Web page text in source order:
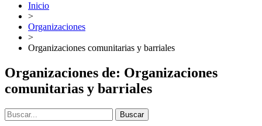
Inicio
>
Organizaciones
>
Organizaciones comunitarias y barriales
Organizaciones de: Organizaciones
comunitarias y barriales